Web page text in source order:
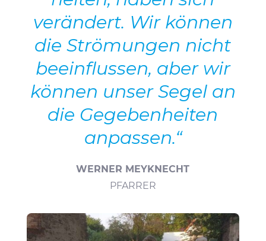
verän­dert. Wir können
die Strö­mungen nicht
beein­flussen, aber wir
können unser Segel an
die Gege­ben­heiten
anpassen.“
WERNER MEYKNECHT
PFARRER